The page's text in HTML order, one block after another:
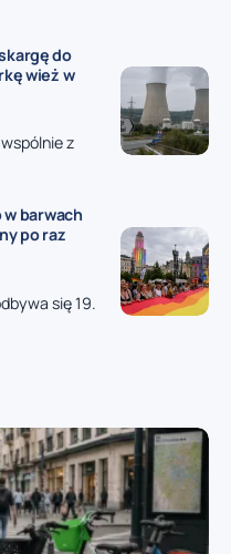
do
wież w
z
barwach
po raz
się 19.